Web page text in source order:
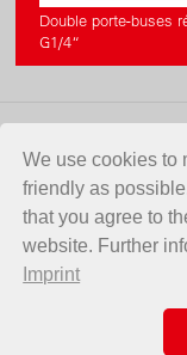
We use cookies to
friendly as
that you agree to
website. Further
Imprint
Double porte-buses
G1/4“
CONTACT
Birchmeier
Im Stetterfeld 1
5608 Stetten
Suisse